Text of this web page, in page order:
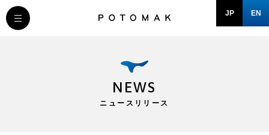
JP EN
COMPANY
NEWS
ニュースリリース